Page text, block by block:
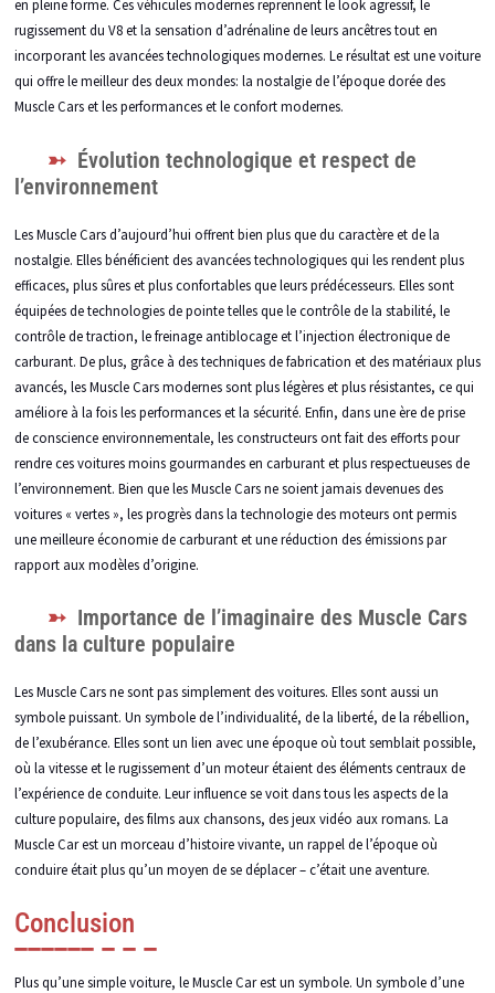
en pleine forme. Ces véhicules modernes reprennent le look agressif, le
rugissement du V8 et la sensation d’adrénaline de leurs ancêtres tout en
incorporant les avancées technologiques modernes. Le résultat est une voiture
qui offre le meilleur des deux mondes: la nostalgie de l’époque dorée des
Muscle Cars et les performances et le confort modernes.
Évolution technologique et respect de
l’environnement
Les Muscle Cars d’aujourd’hui offrent bien plus que du caractère et de la
nostalgie. Elles bénéficient des avancées technologiques qui les rendent plus
efficaces, plus sûres et plus confortables que leurs prédécesseurs. Elles sont
équipées de technologies de pointe telles que le contrôle de la stabilité, le
contrôle de traction, le freinage antiblocage et l’injection électronique de
carburant. De plus, grâce à des techniques de fabrication et des matériaux plus
avancés, les Muscle Cars modernes sont plus légères et plus résistantes, ce qui
améliore à la fois les performances et la sécurité. Enfin, dans une ère de prise
de conscience environnementale, les constructeurs ont fait des efforts pour
rendre ces voitures moins gourmandes en carburant et plus respectueuses de
l’environnement. Bien que les Muscle Cars ne soient jamais devenues des
voitures « vertes », les progrès dans la technologie des moteurs ont permis
une meilleure économie de carburant et une réduction des émissions par
rapport aux modèles d’origine.
Importance de l’imaginaire des Muscle Cars
dans la culture populaire
Les Muscle Cars ne sont pas simplement des voitures. Elles sont aussi un
symbole puissant. Un symbole de l’individualité, de la liberté, de la rébellion,
de l’exubérance. Elles sont un lien avec une époque où tout semblait possible,
où la vitesse et le rugissement d’un moteur étaient des éléments centraux de
l’expérience de conduite. Leur influence se voit dans tous les aspects de la
culture populaire, des films aux chansons, des jeux vidéo aux romans. La
Muscle Car est un morceau d’histoire vivante, un rappel de l’époque où
conduire était plus qu’un moyen de se déplacer – c’était une aventure.
Conclusion
Plus qu’une simple voiture, le Muscle Car est un symbole. Un symbole d’une